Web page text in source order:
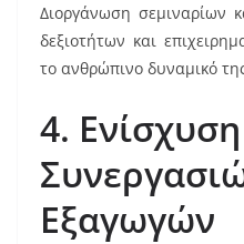
Διοργάνωση σεμιναρίων
δεξιοτήτων και
το ανθρώπινο δυναμικό
4. Ενίσχυση
Εξαγωγών